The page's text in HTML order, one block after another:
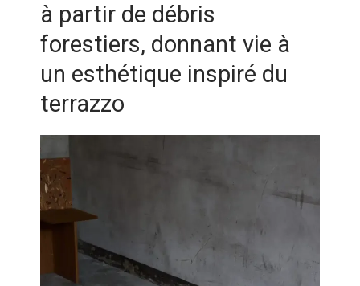
à partir de débris
forestiers, donnant vie à
un esthétique inspiré du
terrazzo